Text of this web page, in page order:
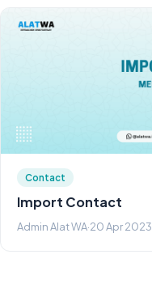
Contact
Import Contact
Admin Alat WA·20 Apr 2023